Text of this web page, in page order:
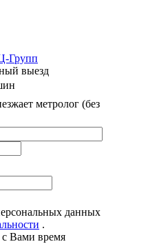
выезд
метролог (без
данных
.
с Вами время